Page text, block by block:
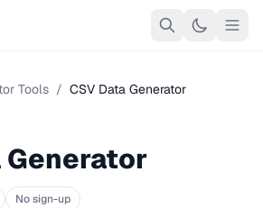
Tools / CSV Data Generator
Generator
No sign-up